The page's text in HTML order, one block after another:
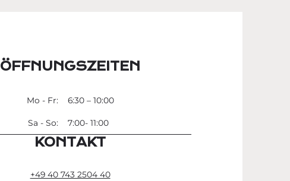
ÖFFNUNGSZEITEN
Mo - Fr: 6:30 – 10:00
Sa - So: 7:00- 11:00
KONTAKT
+49 40 743 2504 40